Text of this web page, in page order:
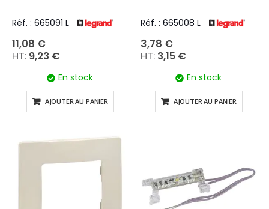
Réf. : 665091 L
11,08 €
9,23 €
En stock
AJOUTER AU PANIER
Réf. : 665008 L
3,78 €
3,15 €
En stock
AJOUTER AU PANIER